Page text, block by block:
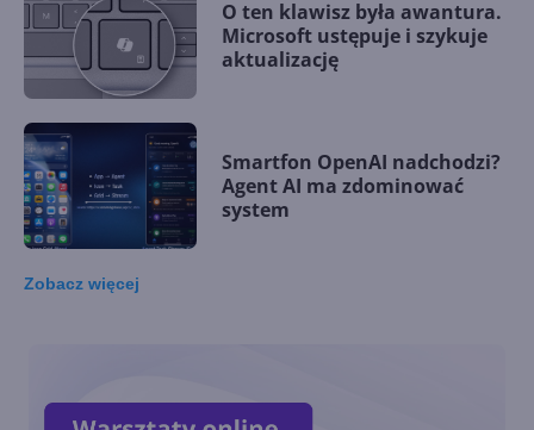
O ten klawisz była awantura.
Microsoft ustępuje i szykuje
aktualizację
Smartfon OpenAI nadchodzi?
Agent AI ma zdominować
system
Zobacz więcej